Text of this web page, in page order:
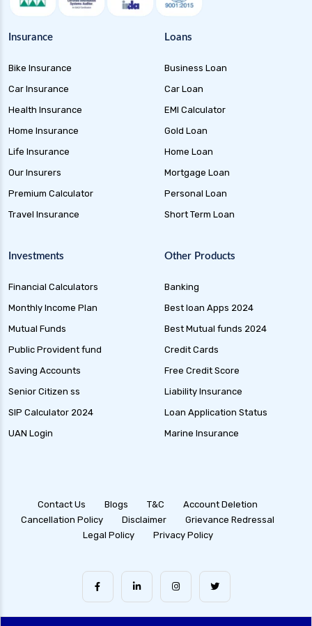
Insurance
Bike Insurance
Car Insurance
Health Insurance
Home Insurance
Life Insurance
Our Insurers
Premium Calculator
Travel Insurance
Loans
Business Loan
Car Loan
EMI Calculator
Gold Loan
Home Loan
Mortgage Loan
Personal Loan
Short Term Loan
Investments
Financial Calculators
Monthly Income Plan
Mutual Funds
Public Provident fund
Saving Accounts
Senior Citizen ss
SIP Calculator 2024
UAN Login
Other Products
Banking
Best loan Apps 2024
Best Mutual funds 2024
Credit Cards
Free Credit Score
Liability Insurance
Loan Application Status
Marine Insurance
Contact Us Blogs T&C
Account Deletion
Cancellation Policy
Disclaimer
Grievance Redressal
Legal Policy
Privacy Policy